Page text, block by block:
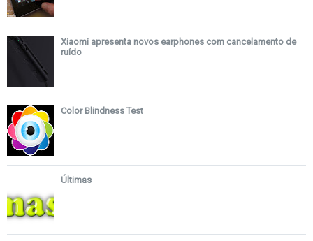
Xiaomi apresenta novos earphones com cancelamento de
ruído
Color Blindness Test
Últimas